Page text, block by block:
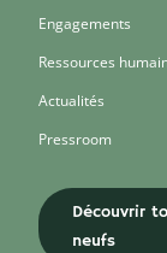
Engagements
Ressources
Actualités
Pressroom
Découvrir
neufs